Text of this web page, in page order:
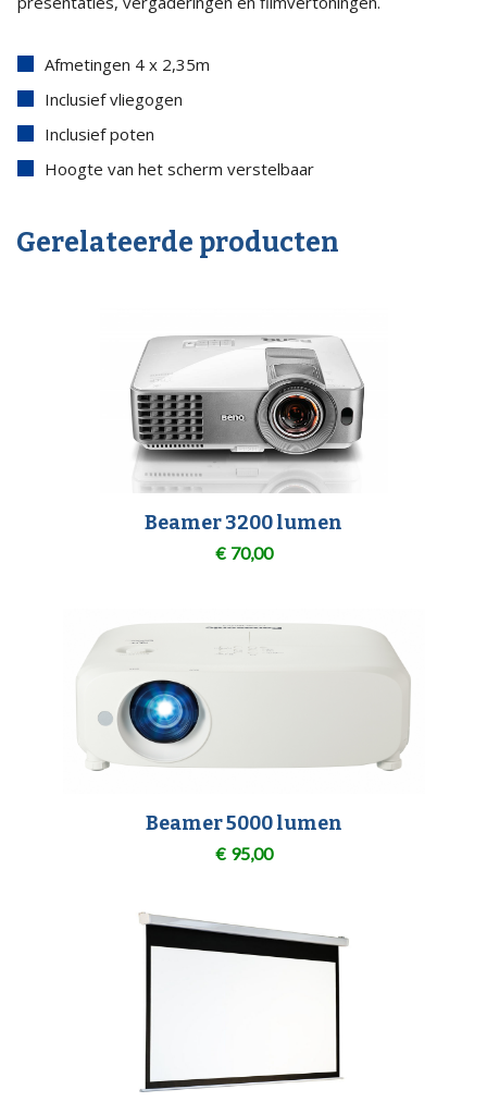
quantity
Afmetingen 4 x 2,35m
Inclusief vliegogen
Inclusief poten
Hoogte van het scherm verstelbaar
Gerelateerde producten
Beamer 3200 lumen
€ 70,00
Beamer 5000 lumen
€ 95,00